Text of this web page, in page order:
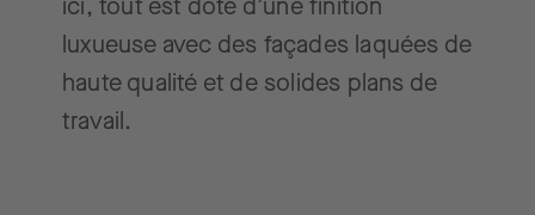
ici, tout est doté d’une finition
luxueuse avec des façades laquées de
haute qualité et de solides plans de
travail.